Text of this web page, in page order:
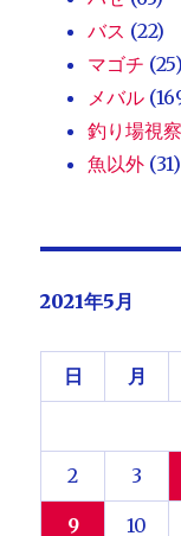
バス (22)
マゴチ (25)
メバル
釣り場視察
魚以外 (31)
2021年5月
日 月
2 3
9 10